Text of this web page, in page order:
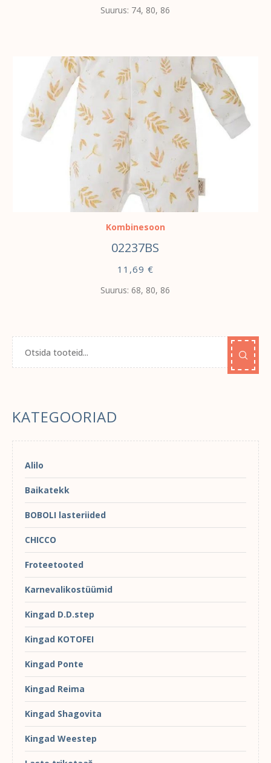
Suurus: 74, 80, 86
VALI
Kombinesoon
02237BS
11,69 €
Suurus: 68, 80, 86
KATEGOORIAD
Alilo
Baikatekk
BOBOLI lasteriided
CHICCO
Froteetooted
Karnevalikostüümid
Kingad D.D.step
Kingad KOTOFEI
Kingad Ponte
Kingad Reima
Kingad Shagovita
Kingad Weestep